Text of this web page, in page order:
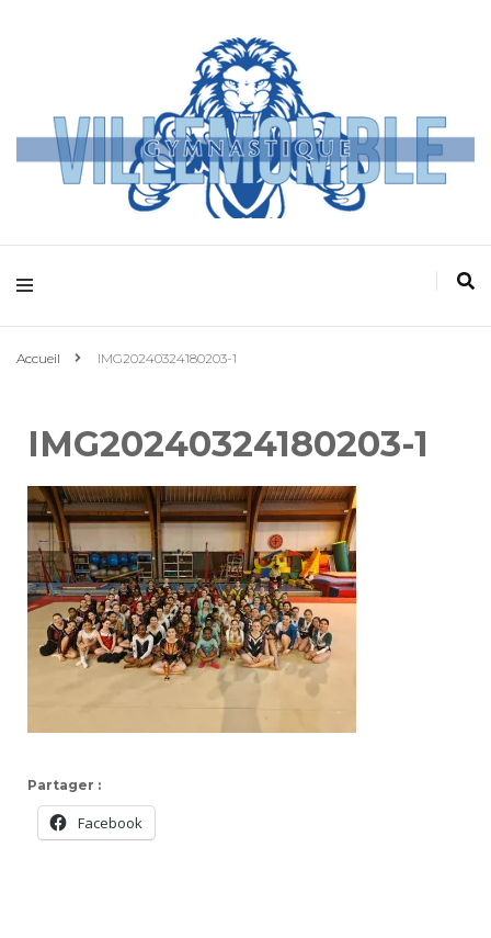
Villemomble
Gymnastique
Accueil IMG20240324180203-1
IMG20240324180203-1
Partager :
Facebook